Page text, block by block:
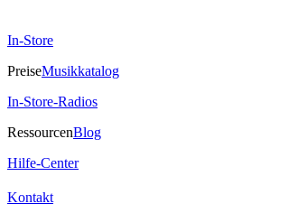
In-Store
PreiseMusikkatalog
In-Store-Radios
RessourcenBlog
Hilfe-Center
Kontakt